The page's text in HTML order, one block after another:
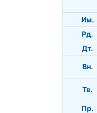
Им.
Рд.
Дт.
Вн.
Тв.
Пр.